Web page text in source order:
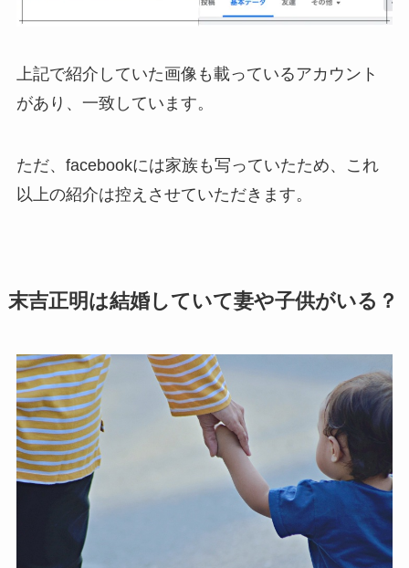
上記で紹介していた画像も載っているアカウント
があり、一致しています。
ただ、facebookには家族も写っていたため、これ
以上の紹介は控えさせていただきます。
末吉正明は結婚していて妻や子供がいる？